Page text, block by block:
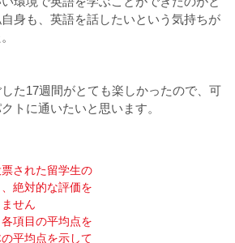
身も、英語を話したいという気持ちが
た17週間がとても楽しかったので、可
トに通いたいと思います。
された留学生の
絶対的な評価を
せん
項目の平均点を
平均点を示して